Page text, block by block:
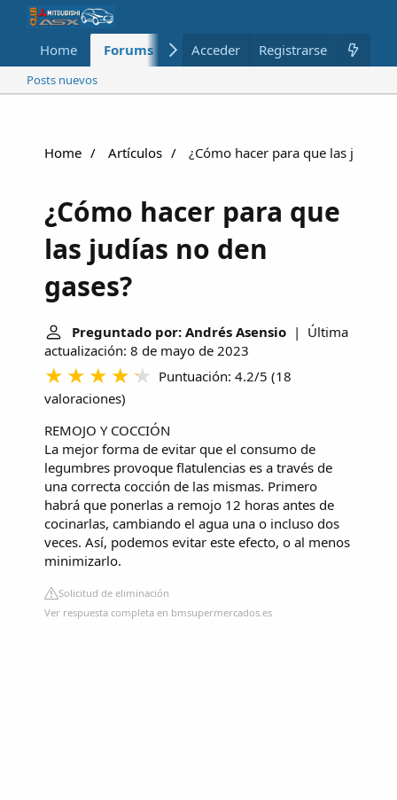
Home Forums Nuevo Miembros
Acceder Registrarse
Posts nuevos
Home Artículos ¿Cómo hacer para que las judías
¿Cómo hacer para que
las judías no den
gases?
Preguntado por: Andrés Asensio | Última
actualización: 8 de mayo de 2023
Puntuación: 4.2/5 (18
valoraciones)
REMOJO Y COCCIÓN
La mejor forma de evitar que el consumo de
legumbres provoque flatulencias es a través de
una correcta cocción de las mismas. Primero
habrá que ponerlas a remojo 12 horas antes de
cocinarlas, cambiando el agua una o incluso dos
veces. Así, podemos evitar este efecto, o al menos
minimizarlo.
Solicitud de eliminación
Ver respuesta completa en bmsupermercados.es